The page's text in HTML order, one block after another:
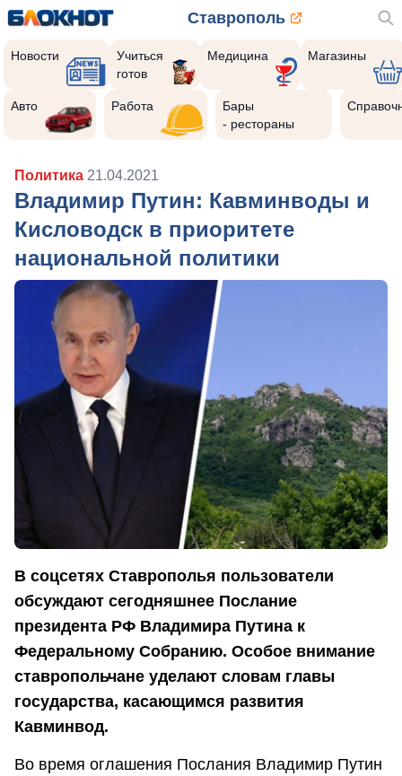
Ставрополь
Новости
Учиться
готов
Медицина Магазины
Авто Работа
Бары
- рестораны
Политика 21.04.2021
Владимир Путин: Кавминводы и
Кисловодск в приоритете
национальной политики
В соцсетях Ставрополья пользователи
обсуждают сегодняшнее Послание
президента РФ Владимира Путина к
Федеральному Собранию. Особое внимание
ставропольчане уделают словам главы
государства, касающимся развития
Кавминвод.
Во время оглашения Послания Владимир Путин